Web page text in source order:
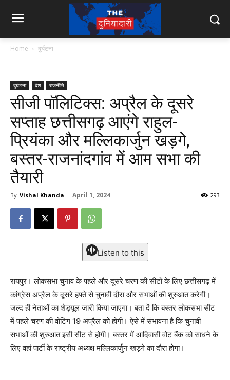
Home दुर्घटना
दुर्घटना देश राजनीति
सीजी पॉलिटिक्स: अप्रैल के दूसरे
सप्ताह छत्तीसगढ़ आएंगे राहुल-
प्रियंका और मल्लिकार्जुन खड़गे,
बस्तर-राजनांदगांव में आम सभा की
तैयारी
By Vishal Khanda - April 1, 2024 293
Listen to this
रायपुर। लोकसभा चुनाव के पहले और दूसरे चरण की सीटों के लिए छत्तीसगढ़ में
कांग्रेस अप्रैल के दूसरे हफ्ते से चुनावी दौरा और सभाओं की शुरुआत करेगी।
जल्द ही नेताओं का शेड्यूल जारी किया जाएगा। बता दें कि बस्तर लोकसभा सीट
में पहले चरण की वोटिंग 19 अप्रैल को होगी। ऐसे में संभावना है कि चुनावी
सभाओं की शुरुआत इसी सीट से होगी। बस्तर में आदिवासी वोट बैंक को साधने के
लिए वहां पार्टी के राष्ट्रीय अध्यक्ष मल्लिकार्जुन खड़गे का दौरा होगा।